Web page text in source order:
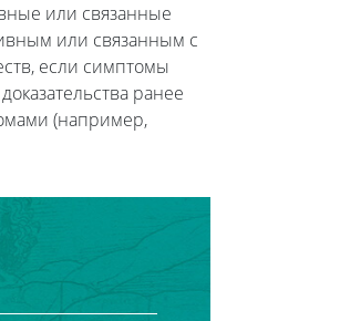
или связанные
или связанным с
если симптомы
ранее
(например,